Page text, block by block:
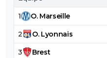
1 O. Marseille
2 O. Lyonnais
3 Brest